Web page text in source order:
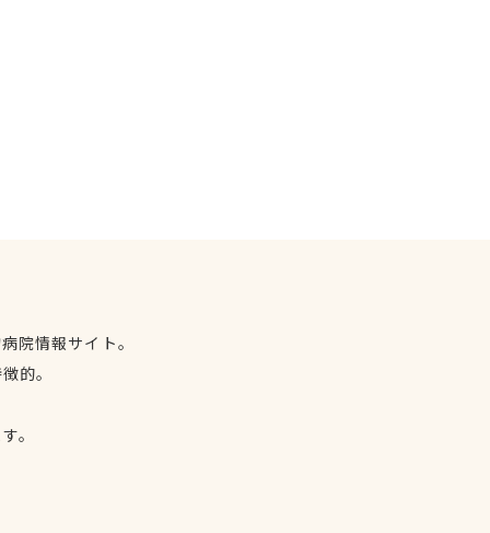
院情報サイト。
的。
。